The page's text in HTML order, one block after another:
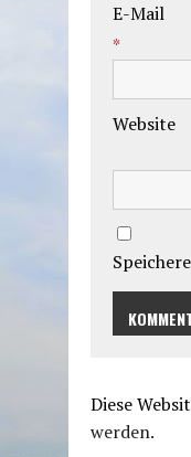
E-Mail
*
Website
Diese
werden.